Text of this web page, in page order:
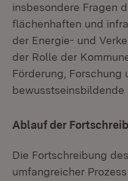
insbesondere Fragen
flächenhaften und
der Energie- und
der Rolle der
Förderung,
bewusstseinsbildende
Ablauf der
Die Fortschreibung
umfangreicher